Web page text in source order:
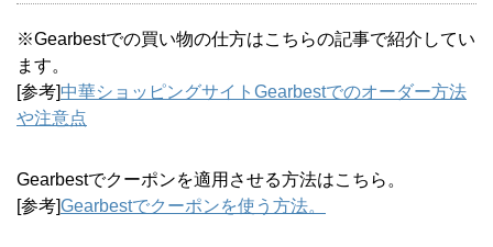
※Gearbestでの買い物の仕方はこちらの記事で紹介してい
ます。
[参考]中華ショッピングサイトGearbestでのオーダー方法
や注意点
Gearbestでクーポンを適用させる方法はこちら。
[参考]Gearbestでクーポンを使う方法。